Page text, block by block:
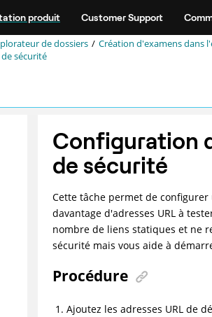
produit Customer Support
de dossiers
Création d'examens dans
sécurité
Configuration
de sécurité
Cette tâche permet de
davantage d'adresses URL à
nombre de liens statiques et ne
sécurité mais vous aide à
Procédure
Ajoutez les adresses URL de